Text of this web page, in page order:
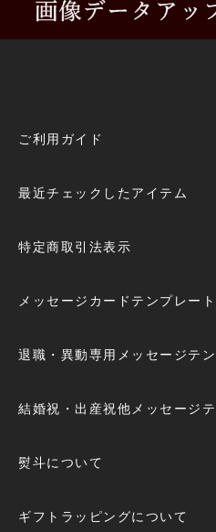
ご利用ガイド
最近チェックしたアイテム
特定商取引法表示
メッセージカードテンプレート
退職・異動専用メッセージテ
結婚祝・出産祝他メッセージ
熨斗について
ギフトラッピングについて